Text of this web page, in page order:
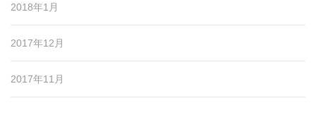
2018年1月
2017年12月
2017年11月